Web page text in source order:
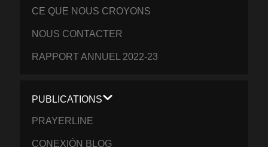
CE QUE NOUS CROYONS
NOUS CONTACTER
RAPPORT ANNUEL 2022-23
PUBLICATIONS
PRAYERLINE
CONEXIÓN BLOG